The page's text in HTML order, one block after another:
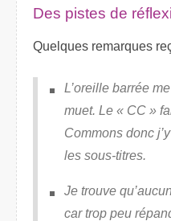
Des pistes de
Quelques remarques
L’oreille barrée
muet. Le « CC »
Commonsdonc
les sous-titres.
Je trouve
car trop peu